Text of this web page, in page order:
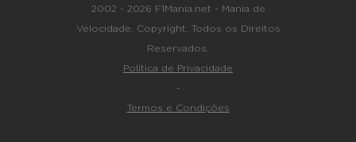
2002 - 2026 F1Mania.net - Mania de
Velocidade. Copyright. Todos os Direitos
Reservados.
Política de Privacidade
-
Termos e Condições